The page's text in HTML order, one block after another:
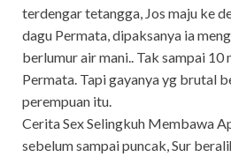
terdengar tetangga, Jos maju ke
dagu Permata, dipaksanya ia
berlumur air mani.. Tak sampai 10
Permata. Tapi gayanya yg brutal
perempuan itu.
Cerita Sex Selingkuh Membawa
sebelum sampai puncak, Sur